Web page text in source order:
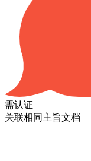
需认证
关联相同主旨文档